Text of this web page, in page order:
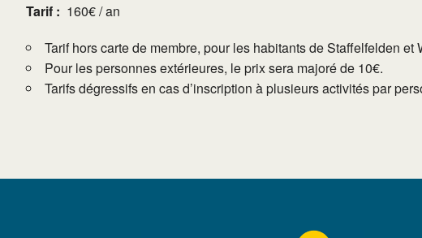
Tarif : 160€ / an
Tarif hors carte de membre, pour les habitants de Staffelfelden et
Pour les personnes extérieures, le prix sera majoré de 10€.
Tarifs dégressifs en cas d’inscription à plusieurs activités par